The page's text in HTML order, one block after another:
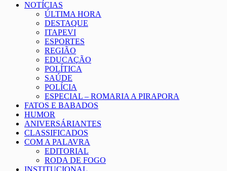
NOTÍCIAS
ÚLTIMA HORA
DESTAQUE
ITAPEVI
ESPORTES
REGIÃO
EDUCAÇÃO
POLÍTICA
SAÚDE
POLÍCIA
ESPECIAL – ROMARIA A PIRAPORA
FATOS E BABADOS
HUMOR
ANIVERSÁRIANTES
CLASSIFICADOS
COM A PALAVRA
EDITORIAL
RODA DE FOGO